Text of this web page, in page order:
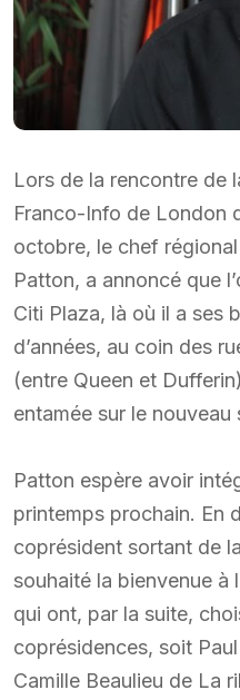
Lors de la rencontre de
Franco-Info de London
octobre, le chef
Patton, a annoncé que
Citi Plaza, là où il a ses
d’années, au coin des
(entre Queen et
entamée sur le nouveau
Patton espère avoir
printemps prochain. En
coprésident sortant de
souhaité la bienvenue
qui ont, par la suite,
coprésidences, soit
Camille Beaulieu de La